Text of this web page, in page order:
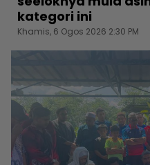
kategori ini
Khamis, 6 Ogos 2026 2:30 PM